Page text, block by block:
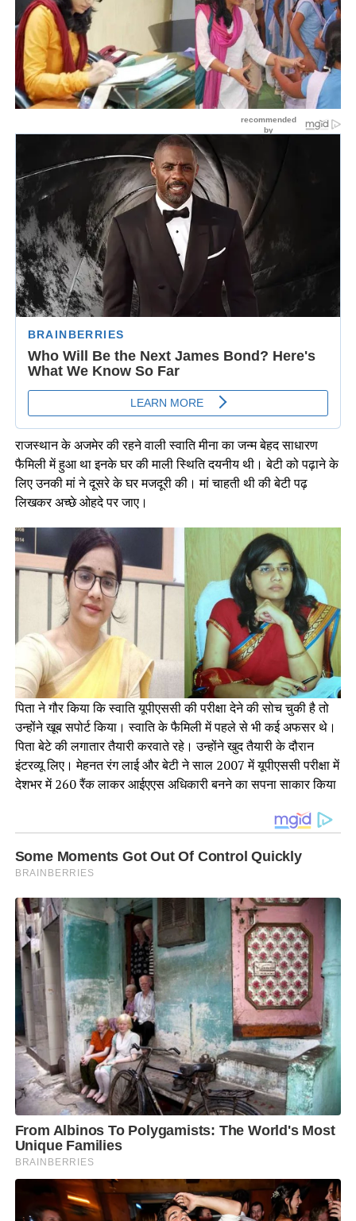
राजस्थान के अजमेर की रहने वाली स्वाति मीना का जन्म बेहद साधारण
फैमिली में हुआ था इनके घर की माली स्थिति दयनीय थी। बेटी को पढ़ाने के
लिए उनकी मां ने दूसरे के घर मजदूरी की। मां चाहती थी की बेटी पढ़
लिखकर अच्छे ओहदे पर जाए।
पिता ने गौर किया कि स्वाति यूपीएससी की परीक्षा देने की सोच चुकी है तो
उन्होंने खूब सपोर्ट किया। स्वाति के फैमिली में पहले से भी कई अफसर थे।
पिता बेटे की लगातार तैयारी करवाते रहे। उन्होंने खुद तैयारी के दौरान
इंटरव्यू लिए। मेहनत रंग लाई और बेटी ने साल 2007 में यूपीएससी परीक्षा में
देशभर में 260 रैंक लाकर आईएएस अधिकारी बनने का सपना साकार किया